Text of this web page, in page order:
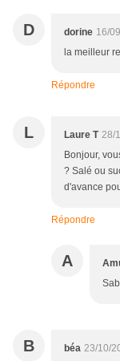
D dorine 16/
la meilleur
Répondre
L Laure T 28/
Bonjour,
? Salé ou
d'avance
Répondre
A
B béa 23/10/